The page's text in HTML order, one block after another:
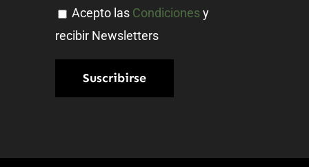
Acepto las Condicionesy
recibir Newsletters